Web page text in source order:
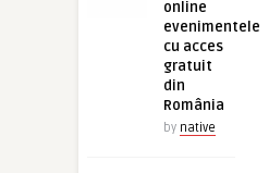
online
evenimentele
cu acces
gratuit
din
România
by native